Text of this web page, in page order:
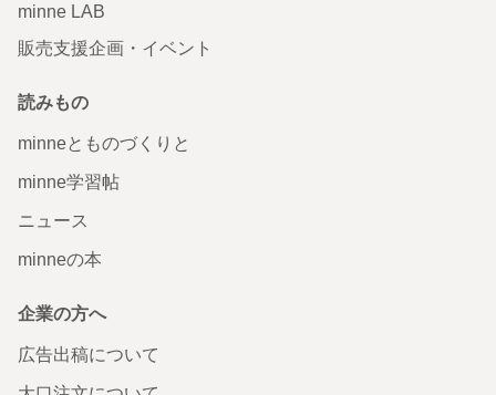
minne LAB
販売支援企画・イベント
読みもの
minneとものづくりと
minne学習帖
ニュース
minneの本
企業の方へ
広告出稿について